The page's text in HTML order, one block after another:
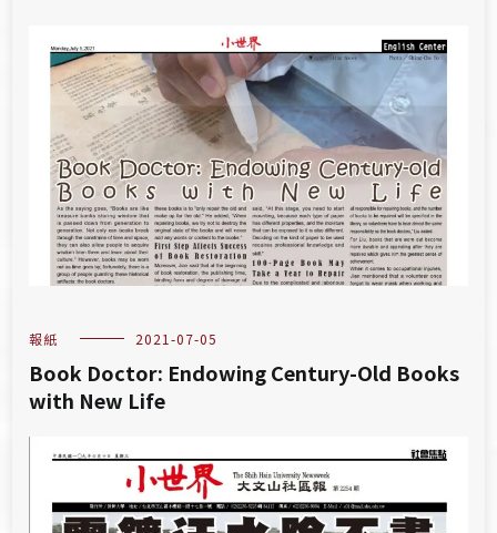
報紙 2021-07-05
Book Doctor: Endowing Century-Old Books
with New Life